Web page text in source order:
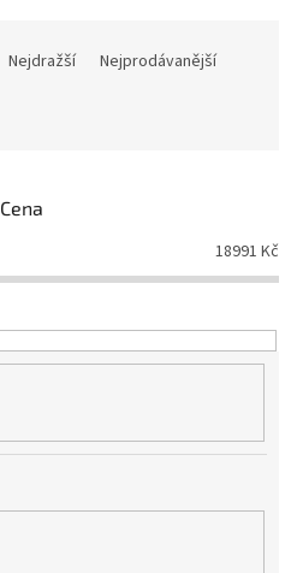
Nejdražší
Nejprodávanější
Cena
18991 Kč